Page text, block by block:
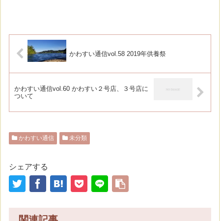
かわすい通信vol.58 2019年供養祭
かわすい通信vol.60 かわすい２号店、３号店に
ついて
かわすい通信 未分類
シェアする